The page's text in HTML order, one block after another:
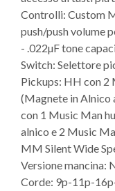
Controlli: Custom
push/push volume
- .022µF tone
Switch: Selettore
Pickups: HH con 2
(Magnete in Alnico
con 1 Music Man
alnico e 2 Music
MM Silent Wide
Versione mancina:
Corde: 9p-11p-